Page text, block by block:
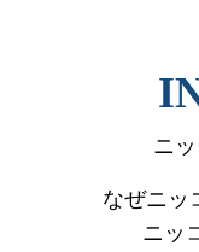
ニ
なぜニッ
ニッ